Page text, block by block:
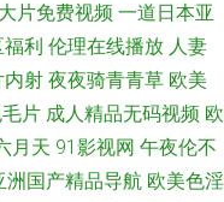
五月份视频 3级片另类 97亚
合日韩 日韩视频XXXX 在线成
黑料 丁香五月天狠狠撸 久草
片免费视频 一道日本亚
利 伦理在线播放 人妻
内射 夜夜骑青青草 欧美
片 成人精品无码视频 欧
月天 91影视网 午夜伦不
洲国产精品导航 欧美色淫